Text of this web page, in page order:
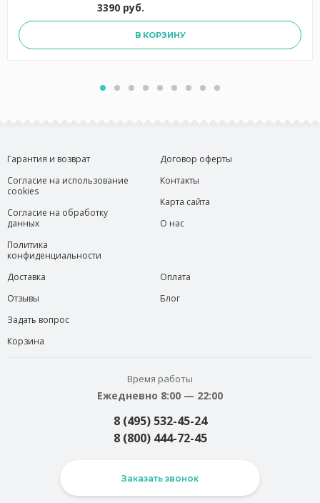
3390 руб.
В КОРЗИНУ
Гарантия и возврат
Согласие на использование
cookies
Согласие на обработку
данных
Политика
конфиденциальности
Договор оферты
Контакты
Карта сайта
О нас
Доставка
Отзывы
Задать вопрос
Корзина
Оплата
Блог
Время работы
Ежедневно 8:00 — 22:00
8 (495) 532-45-24
8 (800) 444-72-45
Заказать звонок